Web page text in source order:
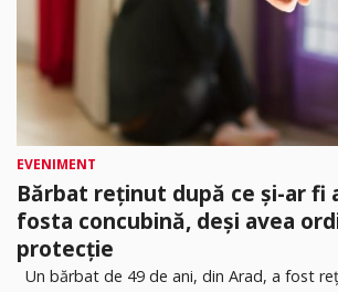
EVENIMENT
Bărbat reținut după ce și-ar fi
fosta concubină, deși avea
protecție
Un bărbat de 49 de ani, din Arad, a fost